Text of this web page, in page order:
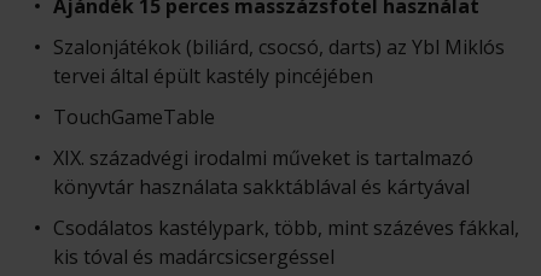
Ajándék 15 perces masszázsfotel használat
Szalonjátékok (biliárd, csocsó, darts) az Ybl Miklós
tervei által épült kastély pincéjében
TouchGameTable
XIX. századvégi irodalmi műveket is tartalmazó
könyvtár használata sakktáblával és kártyával
Csodálatos kastélypark, több, mint százéves fákkal,
kis tóval és madárcsicsergéssel